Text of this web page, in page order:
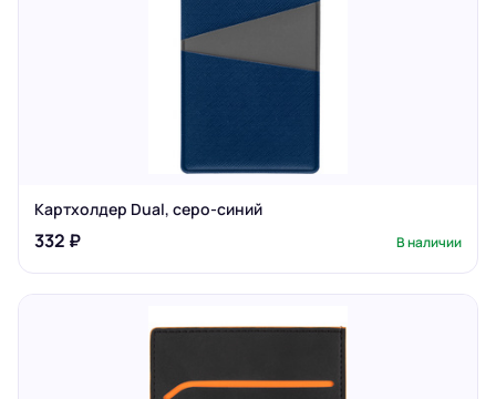
Картхолдер Dual, серо-синий
332 ₽ В наличии